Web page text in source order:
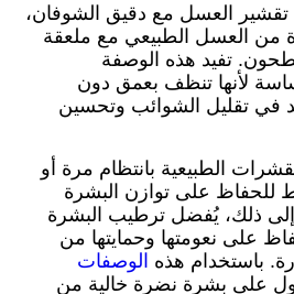
العسل مع دقيق الشوفان،
من العسل الطبيعي مع ملعقة
تفيد هذه الوصفة
لأنها تنظف بعمق دون
في تقليل الشوائب وتحسين
الطبيعية بانتظام مرة أو
للحفاظ على توازن البشرة
إلى ذلك، يُفضل ترطيب البشرة
على نعومتها وحمايتها من
باستخدام هذه الوصفات
على بشرة نضرة خالية من